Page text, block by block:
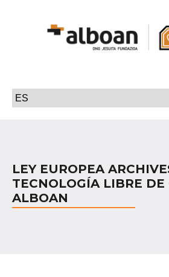
LEY EUROPEA
TECNOLOGÍA LIBRE DE
ALBOAN